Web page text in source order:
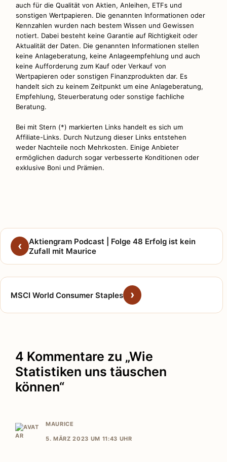
auch für die Qualität von Aktien, Anleihen, ETFs und
sonstigen Wertpapieren. Die genannten Informationen oder
Kennzahlen wurden nach bestem Wissen und Gewissen
notiert. Dabei besteht keine Garantie auf Richtigkeit oder
Aktualität der Daten. Die genannten Informationen stellen
keine Anlageberatung, keine Anlageempfehlung und auch
keine Aufforderung zum Kauf oder Verkauf von
Wertpapieren oder sonstigen Finanzprodukten dar. Es
handelt sich zu keinem Zeitpunkt um eine Anlageberatung,
Empfehlung, Steuerberatung oder sonstige fachliche
Beratung.
Bei mit Stern (*) markierten Links handelt es sich um
Affiliate-Links. Durch Nutzung dieser Links entstehen
weder Nachteile noch Mehrkosten. Einige Anbieter
ermöglichen dadurch sogar verbesserte Konditionen oder
exklusive Boni und Prämien.
Aktiengram Podcast | Folge 48 Erfolg ist kein
Zufall mit Maurice
MSCI World Consumer Staples
4 Kommentare zu „Wie
Statistiken uns täuschen
können“
MAURICE
5. MÄRZ 2023 UM 11:43 UHR